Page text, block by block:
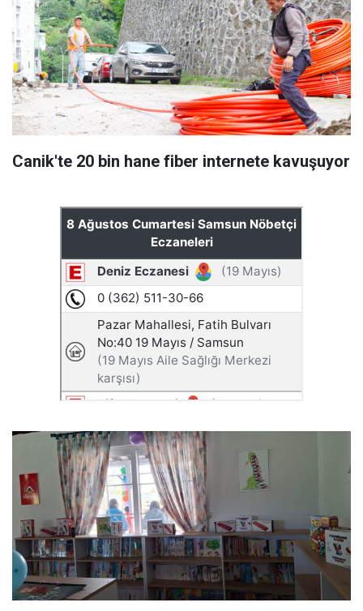
Canik'te 20 bin hane fiber internete kavuşuyor